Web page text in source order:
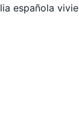
española
Unidos,
cómo
mi vida en